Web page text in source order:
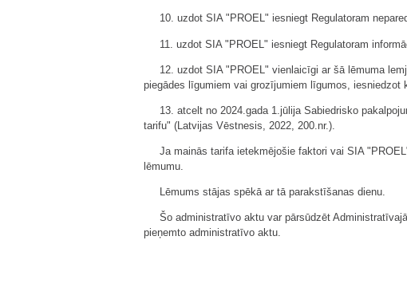
10. uzdot SIA "PROEL" iesniegt Regulatoram
11. uzdot SIA "PROEL" iesniegt Regulatoram
12. uzdot SIA "PROEL" vienlaicīgi ar šā lēmuma
piegādes līgumiem vai grozījumiem līgumos,
13. atcelt no 2024.gada 1.jūlija Sabiedrisko
tarifu" (Latvijas Vēstnesis, 2022, 200.nr.).
Ja mainās tarifa ietekmējošie faktori vai SIA
lēmumu.
Lēmums stājas spēkā ar tā parakstīšanas dienu.
Šo administratīvo aktu var pārsūdzēt
pieņemto administratīvo aktu.